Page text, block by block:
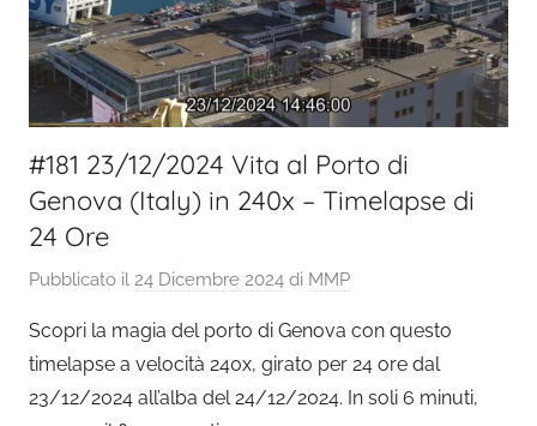
#181 23/12/2024 Vita al Porto di
Genova (Italy) in 240x – Timelapse di
24 Ore
Pubblicato il 24 Dicembre 2024 di MMP
Scopri la magia del porto di Genova con questo
timelapse a velocità 240x, girato per 24 ore dal
23/12/2024 all’alba del 24/12/2024. In soli 6 minuti,